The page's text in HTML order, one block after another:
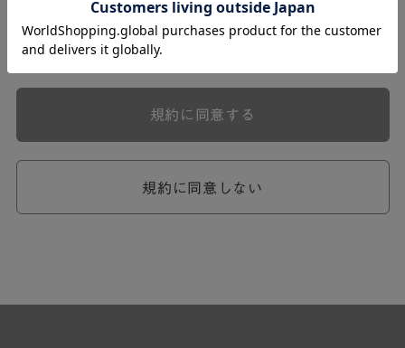
本規約は、会員と弊社との間のサービスの利用に関わる一
切の関係に適用されるものとします。
弊社が一連のサービスを提供するにあたり、本規約のほ
ら個別規定はその名称のいかんに関わらず、本規約の一部
めが優先されるものとします。
規約に同意しない
規約に同意する